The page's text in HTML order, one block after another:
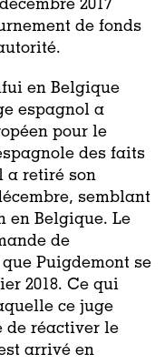
2017
de fonds
en Belgique
espagnol a
pour le
des faits
a retiré son
semblant
en Belgique. Le
de
Puigdemont se
2018. Ce qui
ce juge
de réactiver le
arrivé en